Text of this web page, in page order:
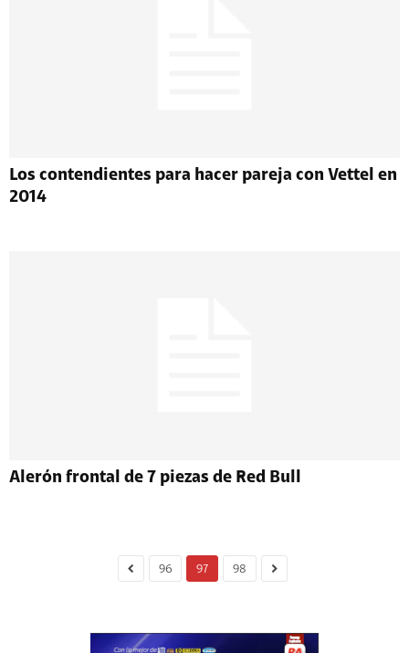
Los contendientes para hacer pareja con Vettel en
2014
Alerón frontal de 7 piezas de Red Bull
96 97 98